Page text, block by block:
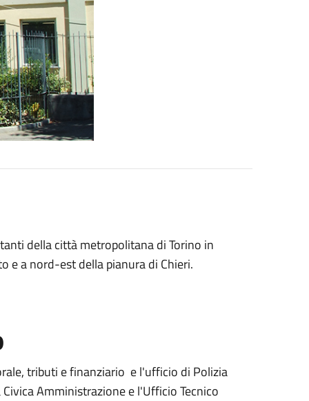
della città metropolitana di Torino in
e a nord-est della pianura di Chieri.
tributi e finanziario e l'ufficio di Polizia
Amministrazione e l'Ufficio Tecnico